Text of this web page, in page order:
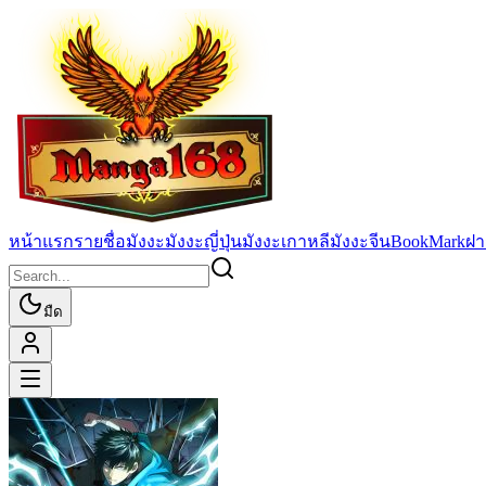
หน้าแรกรายชื่อมังงะมังงะญี่ปุ่นมังงะเกาหลีมังงะจีนBookMarkฝ
มืด